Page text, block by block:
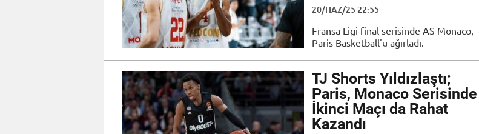
20/HAZ/25 22:55
Fransa Ligi final serisinde AS Monaco,
Paris Basketball'u ağırladı.
TJ Shorts Yıldızlaştı;
Paris, Monaco Serisinde
İkinci Maçı da Rahat
Kazandı